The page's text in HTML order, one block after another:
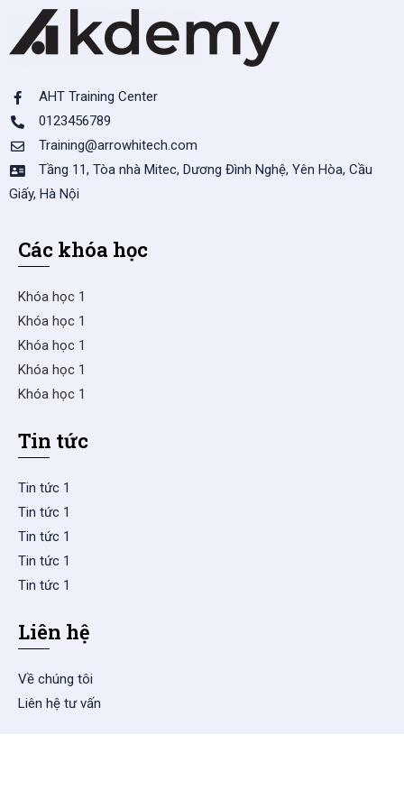
AHT Training Center
0123456789
Training@arrowhitech.com
Tầng 11, Tòa nhà Mitec, Dương Đình Nghệ, Yên Hòa, Cầu
Giấy, Hà Nội
Các khóa học
Khóa học 1
Khóa học 1
Khóa học 1
Khóa học 1
Khóa học 1
Tin tức
Tin tức 1
Tin tức 1
Tin tức 1
Tin tức 1
Tin tức 1
Liên hệ
Về chúng tôi
Liên hệ tư vấn